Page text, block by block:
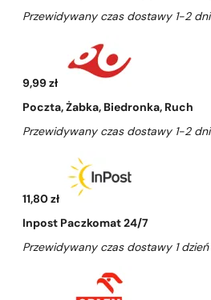
Przewidywany czas dostawy 1-2 dni
9,99 zł
Poczta, Żabka, Biedronka, Ruch
Przewidywany czas dostawy 1-2 dni
11,80 zł
Inpost Paczkomat 24/7
Przewidywany czas dostawy 1 dzień